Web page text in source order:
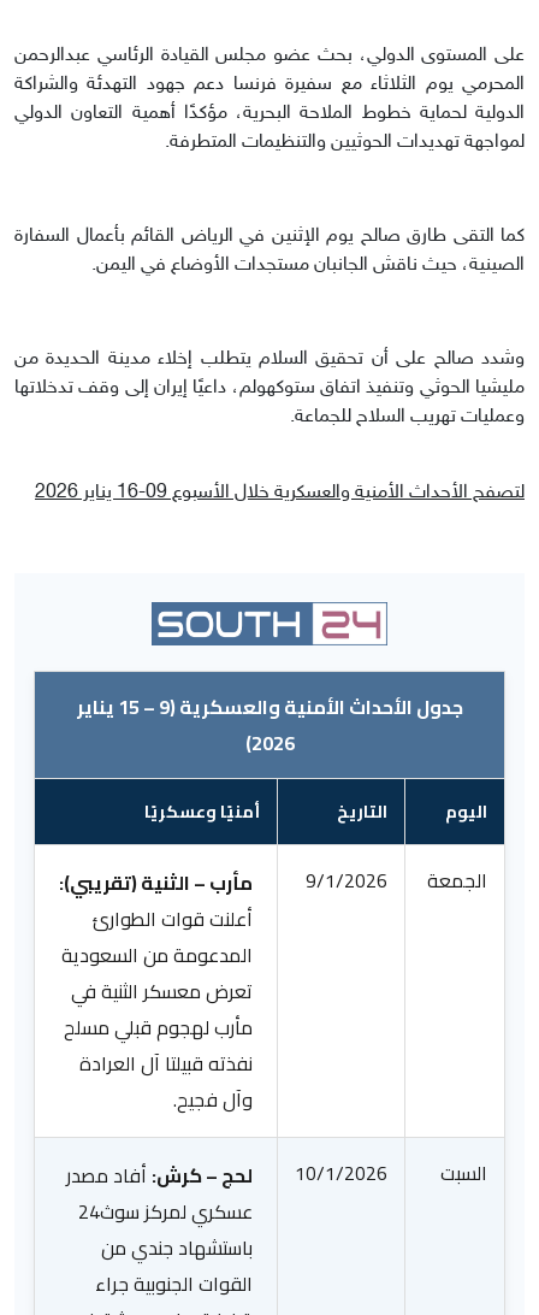
على المستوى الدولي، بحث عضو مجلس القيادة الرئاسي عبدالرحمن
المحرمي يوم الثلاثاء مع سفيرة فرنسا دعم جهود التهدئة والشراكة
الدولية لحماية خطوط الملاحة البحرية، مؤكدًا أهمية التعاون الدولي
لمواجهة تهديدات الحوثيين والتنظيمات المتطرفة.
كما التقى طارق صالح يوم الإثنين في الرياض القائم بأعمال السفارة
الصينية، حيث ناقش الجانبان مستجدات الأوضاع في اليمن.
وشدد صالح على أن تحقيق السلام يتطلب إخلاء مدينة الحديدة من
مليشيا الحوثي وتنفيذ اتفاق ستوكهولم، داعيًا إيران إلى وقف تدخلاتها
وعمليات تهريب السلاح للجماعة.
لتصفح الأحداث الأمنية والعسكرية خلال الأسبوع 09-16 يناير 2026